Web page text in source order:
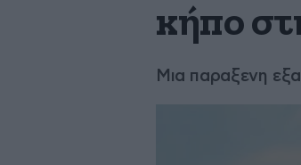
κήπο
Μια παραξενη